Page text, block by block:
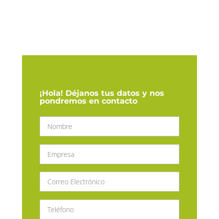
¡Hola! Déjanos tus datos y nos
pondremos en contacto